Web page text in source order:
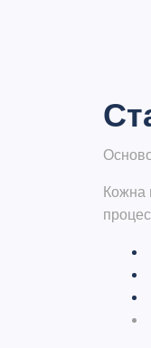
Кожна